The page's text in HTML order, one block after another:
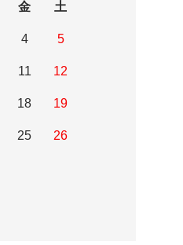
金 土
4 5
11 12
18 19
25 26